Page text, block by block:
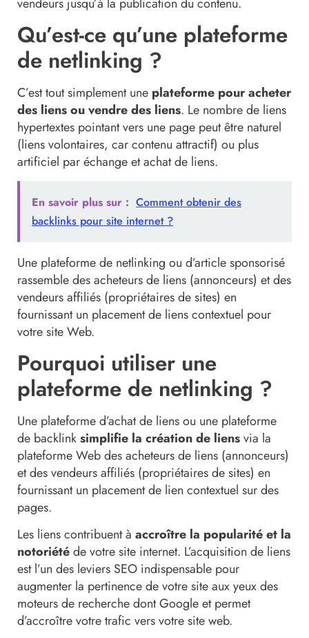
Qu’est-ce qu’une plateforme
de netlinking ?
C’est tout simplement une plateforme pour acheter
des liens ou vendre des liens. Le nombre de liens
hypertextes pointant vers une page peut être naturel
(liens volontaires, car contenu attractif) ou plus
artificiel par échange et achat de liens.
En savoir plus sur : Comment obtenir des
backlinks pour site internet ?
Une plateforme de netlinking ou d’article sponsorisé
rassemble des acheteurs de liens (annonceurs) et des
vendeurs affiliés (propriétaires de sites) en
fournissant un placement de liens contextuel pour
votre site Web.
Pourquoi utiliser une
plateforme de netlinking ?
Une plateforme d’achat de liens ou une plateforme
de backlinksimplifie la création de liensvia la
plateforme Web des acheteurs de liens (annonceurs)
et des vendeurs affiliés (propriétaires de sites) en
fournissant un placement de lien contextuel sur des
pages.
Les liens contribuent à accroître la popularité et la
notoriétéde votre site internet. L’acquisition de liens
est l’un des leviers SEO indispensable pour
augmenter la pertinence de votre site aux yeux des
moteurs de recherche dont Google et permet
d’accroître votre trafic vers votre site web.